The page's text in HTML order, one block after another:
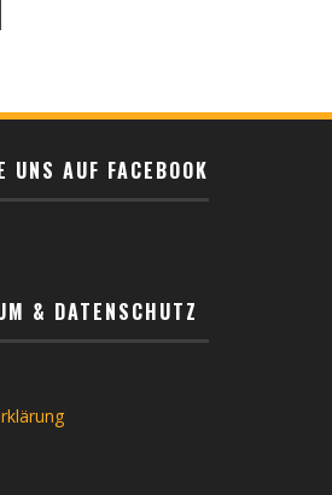
UNS AUF FACEBOOK
& DATENSCHUTZ